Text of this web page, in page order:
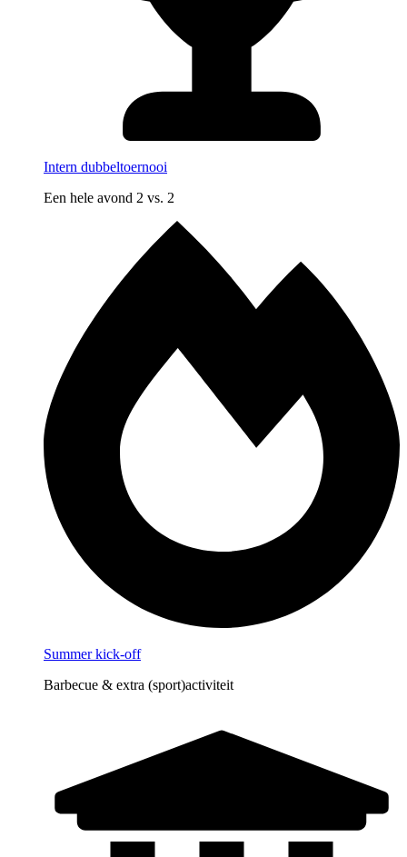
Intern dubbeltoernooi
Een hele avond 2 vs. 2
Summer kick-off
Barbecue & extra (sport)activiteit